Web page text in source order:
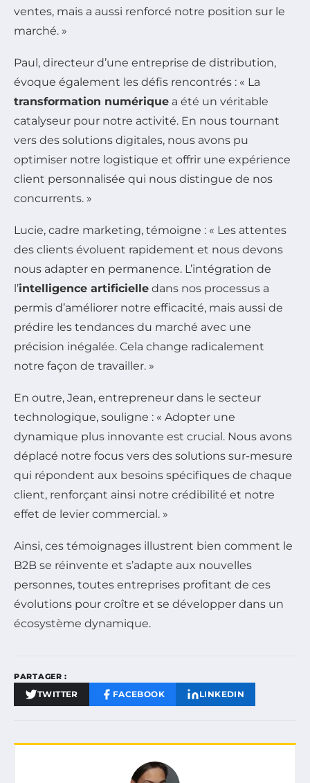
ventes, mais a aussi renforcé notre position sur le
marché. »
Paul, directeur d’une entreprise de distribution,
évoque également les défis rencontrés : « La
transformation numérique a été un véritable
catalyseur pour notre activité. En nous tournant
vers des solutions digitales, nous avons pu
optimiser notre logistique et offrir une expérience
client personnalisée qui nous distingue de nos
concurrents. »
Lucie, cadre marketing, témoigne : « Les attentes
des clients évoluent rapidement et nous devons
nous adapter en permanence. L’intégration de
l’intelligence artificielle dans nos processus a
permis d’améliorer notre efficacité, mais aussi de
prédire les tendances du marché avec une
précision inégalée. Cela change radicalement
notre façon de travailler. »
En outre, Jean, entrepreneur dans le secteur
technologique, souligne : « Adopter une
dynamique plus innovante est crucial. Nous avons
déplacé notre focus vers des solutions sur-mesure
qui répondent aux besoins spécifiques de chaque
client, renforçant ainsi notre crédibilité et notre
effet de levier commercial. »
Ainsi, ces témoignages illustrent bien comment le
B2B se réinvente et s’adapte aux nouvelles
personnes, toutes entreprises profitant de ces
évolutions pour croître et se développer dans un
écosystème dynamique.
PARTAGER :
TWITTER FACEBOOK LINKEDIN